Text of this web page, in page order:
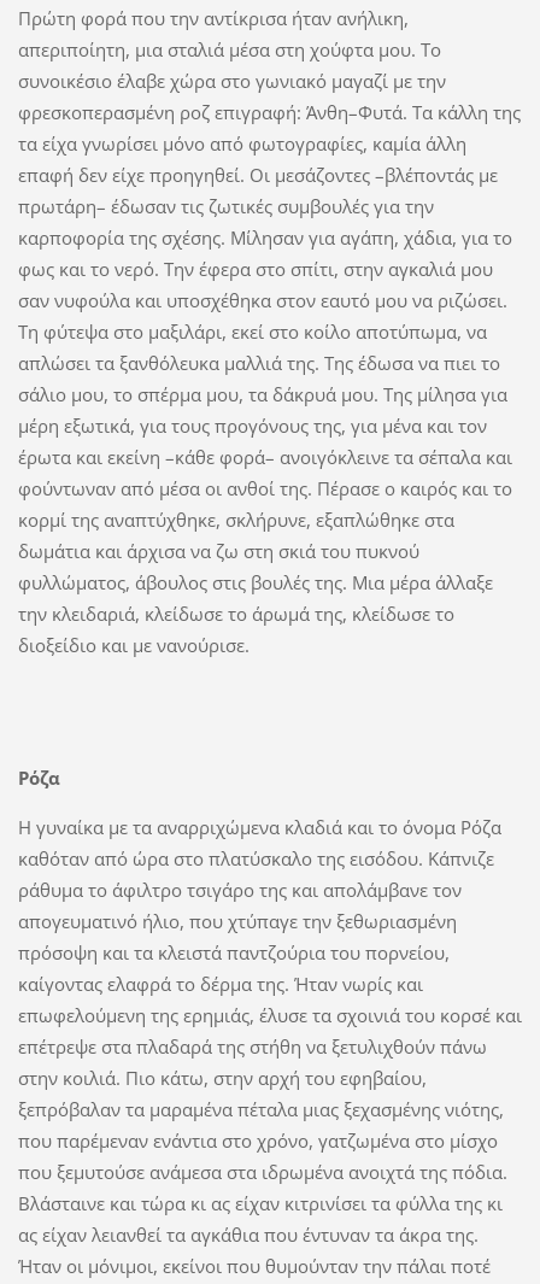
Πρώτη φορά που την αντίκρισα ήταν ανήλικη,
απεριποίητη, μια σταλιά μέσα στη χούφτα μου. Το
συνοικέσιο έλαβε χώρα στο γωνιακό μαγαζί με την
φρεσκοπερασμένη ροζ επιγραφή: Άνθη–Φυτά. Τα κάλλη της
τα είχα γνωρίσει μόνο από φωτογραφίες, καμία άλλη
επαφή δεν είχε προηγηθεί. Οι μεσάζοντες –βλέποντάς με
πρωτάρη– έδωσαν τις ζωτικές συμβουλές για την
καρποφορία της σχέσης. Μίλησαν για αγάπη, χάδια, για το
φως και το νερό. Την έφερα στο σπίτι, στην αγκαλιά μου
σαν νυφούλα και υποσχέθηκα στον εαυτό μου να ριζώσει.
Τη φύτεψα στο μαξιλάρι, εκεί στο κοίλο αποτύπωμα, να
απλώσει τα ξανθόλευκα μαλλιά της. Της έδωσα να πιει το
σάλιο μου, το σπέρμα μου, τα δάκρυά μου. Της μίλησα για
μέρη εξωτικά, για τους προγόνους της, για μένα και τον
έρωτα και εκείνη –κάθε φορά– ανοιγόκλεινε τα σέπαλα και
φούντωναν από μέσα οι ανθοί της. Πέρασε ο καιρός και το
κορμί της αναπτύχθηκε, σκλήρυνε, εξαπλώθηκε στα
δωμάτια και άρχισα να ζω στη σκιά του πυκνού
φυλλώματος, άβουλος στις βουλές της. Μια μέρα άλλαξε
την κλειδαριά, κλείδωσε το άρωμά της, κλείδωσε το
διοξείδιο και με νανούρισε.
Ρόζα
Η γυναίκα με τα αναρριχώμενα κλαδιά και το όνομα Ρόζα
καθόταν από ώρα στο πλατύσκαλο της εισόδου. Κάπνιζε
ράθυμα το άφιλτρο τσιγάρο της και απολάμβανε τον
απογευματινό ήλιο, που χτύπαγε την ξεθωριασμένη
πρόσοψη και τα κλειστά παντζούρια του πορνείου,
καίγοντας ελαφρά το δέρμα της. Ήταν νωρίς και
επωφελούμενη της ερημιάς, έλυσε τα σχοινιά του κορσέ και
επέτρεψε στα πλαδαρά της στήθη να ξετυλιχθούν πάνω
στην κοιλιά. Πιο κάτω, στην αρχή του εφηβαίου,
ξεπρόβαλαν τα μαραμένα πέταλα μιας ξεχασμένης νιότης,
που παρέμεναν ενάντια στο χρόνο, γατζωμένα στο μίσχο
που ξεμυτούσε ανάμεσα στα ιδρωμένα ανοιχτά της πόδια.
Βλάσταινε και τώρα κι ας είχαν κιτρινίσει τα φύλλα της κι
ας είχαν λειανθεί τα αγκάθια που έντυναν τα άκρα της.
Ήταν οι μόνιμοι, εκείνοι που θυμούνταν την πάλαι ποτέ